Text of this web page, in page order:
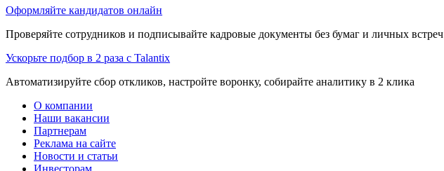
Оформляйте кандидатов онлайн
Проверяйте сотрудников и подписывайте кадровые документы без бумаг и личных встреч
Ускорьте подбор в 2 раза с Talantix
Автоматизируйте сбор откликов, настройте воронку, собирайте аналитику в 2 клика
О компании
Наши вакансии
Партнерам
Реклама на сайте
Новости и статьи
Инвесторам